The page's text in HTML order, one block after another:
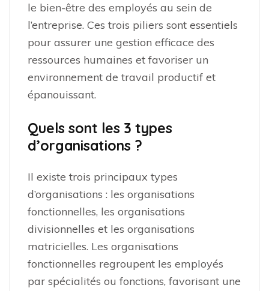
le bien-être des employés au sein de
l’entreprise. Ces trois piliers sont essentiels
pour assurer une gestion efficace des
ressources humaines et favoriser un
environnement de travail productif et
épanouissant.
Quels sont les 3 types
d’organisations ?
Il existe trois principaux types
d’organisations : les organisations
fonctionnelles, les organisations
divisionnelles et les organisations
matricielles. Les organisations
fonctionnelles regroupent les employés
par spécialités ou fonctions, favorisant une